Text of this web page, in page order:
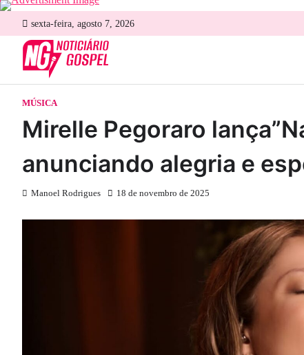
Skip
content
sexta-feira, agosto 7, 2026
MÚSICA
Mirelle Pegoraro
anunciando alegria e
Manoel Rodrigues 18 de novembro de 2025